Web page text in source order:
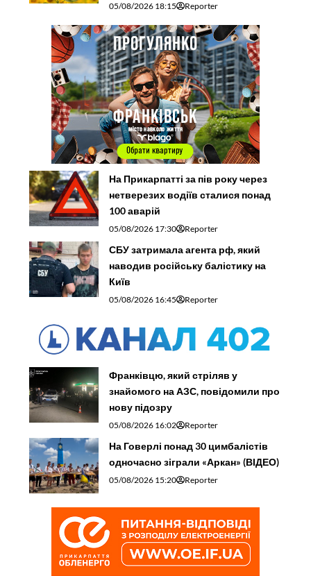
05/08/2026 18:15 Reporter
На Прикарпатті за пів року через
нетверезих водіїв сталися понад
100 аварій
05/08/2026 17:30 Reporter
СБУ затримала агента рф, який
наводив російську балістику на
Київ
05/08/2026 16:45 Reporter
Франківцю, який стріляв у
знайомого на АЗС, повідомили про
нову підозру
05/08/2026 16:02 Reporter
На Говерлі понад 30 цимбалістів
одночасно зіграли «Аркан» (ВІДЕО)
05/08/2026 15:20 Reporter